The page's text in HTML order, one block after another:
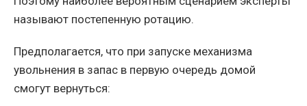
называют постепенную ротацию.
Предполагается, что при запуске механизма
увольнения в запас в первую очередь домой
смогут вернуться: